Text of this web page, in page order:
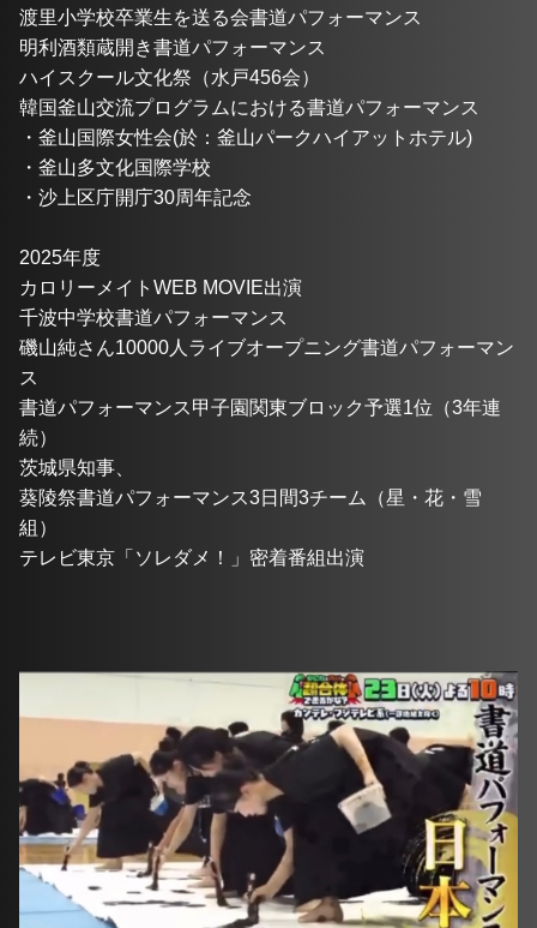
渡里小学校卒業生を送る会書道パフォーマンス
明利酒類蔵開き書道パフォーマンス
ハイスクール文化祭（水戸456会）
韓国釜山交流プログラムにおける書道パフォーマンス
・釜山国際女性会(於：釜山パークハイアットホテル)
・釜山多文化国際学校
・沙上区庁開庁30周年記念
2025年度
カロリーメイトWEB MOVIE出演
千波中学校書道パフォーマンス
磯山純さん10000人ライブオープニング書道パフォーマン
ス
書道パフォーマンス甲子園関東ブロック予選1位（3年連
続）
茨城県知事、
葵陵祭書道パフォーマンス3日間3チーム（星・花・雪
組）
テレビ東京「ソレダメ！」密着番組出演